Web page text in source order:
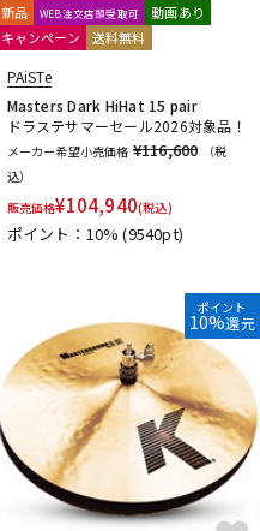
新品 WEB注文店頭受取可
動画あり
キャンペーン
送料無料
PAiSTe
Masters Dark HiHat 15 pair
ドラステサマーセール2026対象品！
メーカー希望小売価格 ¥116,600
（税
込）
販売価格¥104,940(税込)
ポイント：10%(9540pt)
ポイント
10%還元